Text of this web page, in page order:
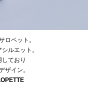
ロペット。
ルエット。
ており
ザイン。